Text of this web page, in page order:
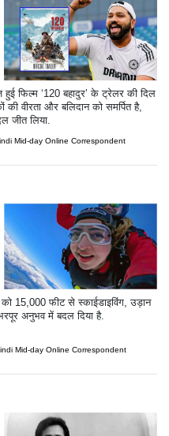
हुई फिल्म ‘120 बहादुर’ के ट्रेलर की दिल
वीरता और बलिदान को समर्पित है,
जीत लिया.
Mid-day Online Correspondent
15,000 फीट से स्काईडाइविंग, उड़ान
अनुभव में बदल दिया है.
Mid-day Online Correspondent